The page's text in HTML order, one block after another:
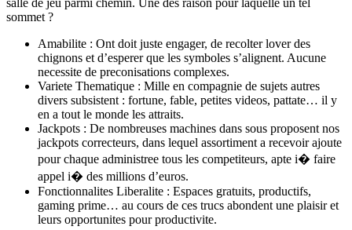
salle de jeu parmi chemin. Une des raison pour laquelle un tel
sommet ?
Amabilite : Ont doit juste engager, de recolter lover des
chignons et d’esperer que les symboles s’alignent. Aucune
necessite de preconisations complexes.
Variete Thematique : Mille en compagnie de sujets autres
divers subsistent : fortune, fable, petites videos, pattate… il y
en a tout le monde les attraits.
Jackpots : De nombreuses machines dans sous proposent nos
jackpots correcteurs, dans lequel assortiment a recevoir ajoute
pour chaque administree tous les competiteurs, apte i� faire
appel i� des millions d’euros.
Fonctionnalites Liberalite : Espaces gratuits, productifs,
gaming prime… au cours de ces trucs abondent une plaisir et
leurs opportunites pour productivite.